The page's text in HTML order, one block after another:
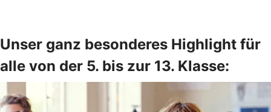
Unser ganz besonderes Highlight für
alle von der 5. bis zur 13. Klasse: